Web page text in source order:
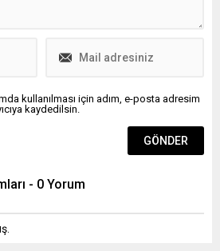
kullanılması için adım, e-posta adresim
kaydedilsin.
- 0 Yorum